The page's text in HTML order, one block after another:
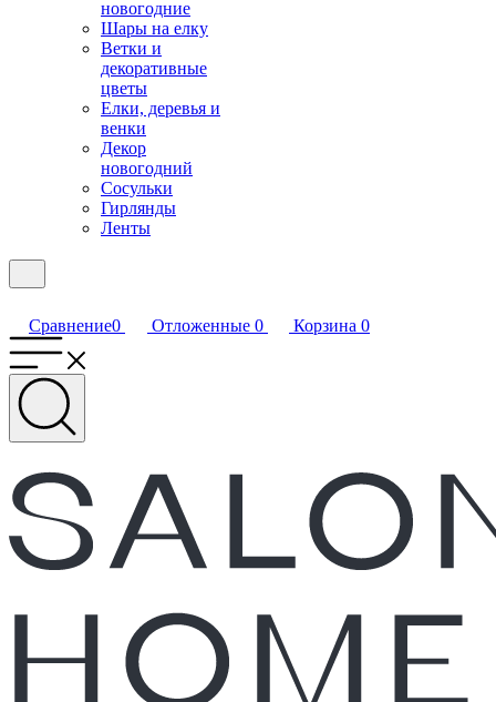
новогодние
Шары на елку
Ветки и
декоративные
цветы
Елки, деревья и
венки
Декор
новогодний
Сосульки
Гирлянды
Ленты
Сравнение0 Отложенные 0 Корзина 0